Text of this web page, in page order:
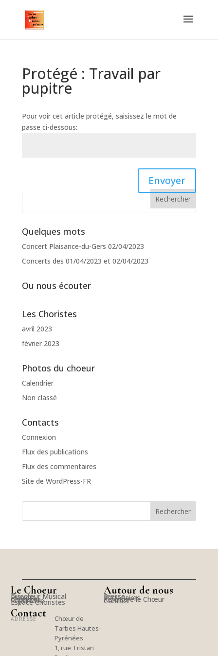
Protégé : Travail par
pupitre
Pour voir cet article protégé, saisissez le mot de
passe ci-dessous:
Envoyer
Quelques mots
Concert Plaisance-du-Gers 02/04/2023
Concerts des 01/04/2023 et 02/04/2023
Ou nous écouter
Les Choristes
avril 2023
février 2023
Photos du choeur
Calendrier
Non classé
Contacts
Connexion
Flux des publications
Flux des commentaires
Site de WordPress-FR
Le Choeur
Directeur Musical
Pianiste
Choristes
Répertoire
Espace Choristes
Autour de nous
Presse
Partenaires
Rejoindre le Chœur
Contact
Contact
ADRESSE
Chœur de
Tarbes Hautes-
Pyrénées
1, rue Tristan